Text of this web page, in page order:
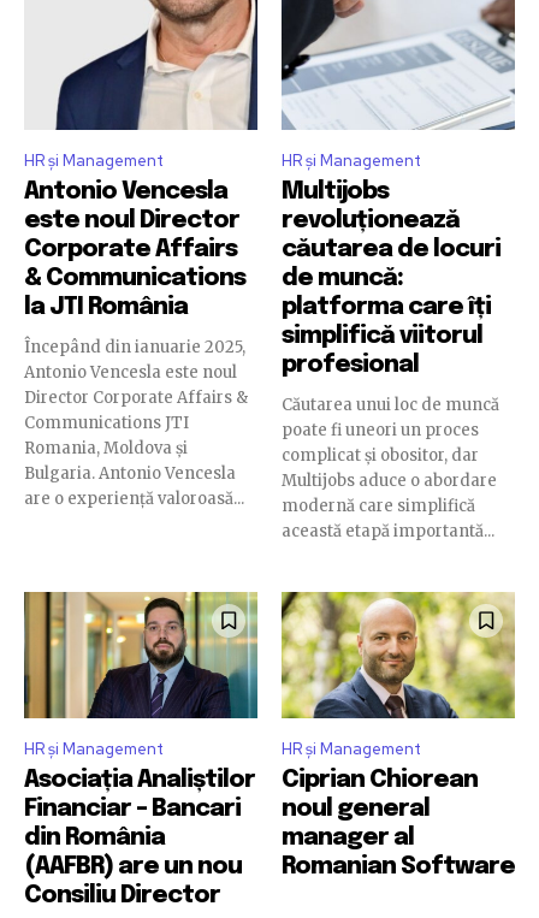
HR și Management
Antonio Vencesla
este noul Director
Corporate Affairs
& Communications
la JTI România
Începând din ianuarie 2025,
Antonio Vencesla este noul
Director Corporate Affairs &
Communications JTI
Romania, Moldova și
Bulgaria. Antonio Vencesla
are o experiență valoroasă...
HR și Management
Multijobs
revoluționează
căutarea de locuri
de muncă:
platforma care îți
simplifică viitorul
profesional
Căutarea unui loc de muncă
poate fi uneori un proces
complicat și obositor, dar
Multijobs aduce o abordare
modernă care simplifică
această etapă importantă...
HR și Management
Asociația Analiștilor
Financiar – Bancari
din România
(AAFBR) are un nou
Consiliu Director
HR și Management
Ciprian Chiorean
noul general
manager al
Romanian Software